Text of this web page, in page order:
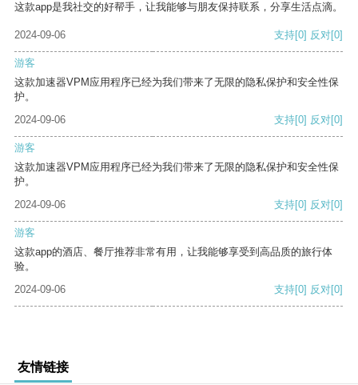
这款app是我社交的好帮手，让我能够与朋友保持联系，分享生活点滴。
2024-09-06 支持[0] 反对[0]
游客
这款加速器VPM应用程序已经为我们带来了无限的隐私保护和安全性保
护。
2024-09-06
支持[0] 反对[0]
游客
这款加速器VPM应用程序已经为我们带来了无限的隐私保护和安全性保
护。
2024-09-06
支持[0] 反对[0]
游客
这款app的酒店、餐厅推荐非常有用，让我能够享受到高品质的旅行体
验。
2024-09-06
支持[0] 反对[0]
友情链接